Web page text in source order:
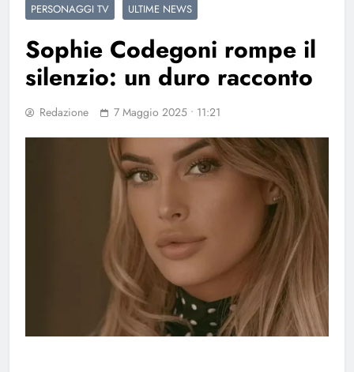
PERSONAGGI TV ULTIME NEWS
Sophie Codegoni rompe il
silenzio: un duro racconto
Redazione 7 Maggio 2025 • 11:21